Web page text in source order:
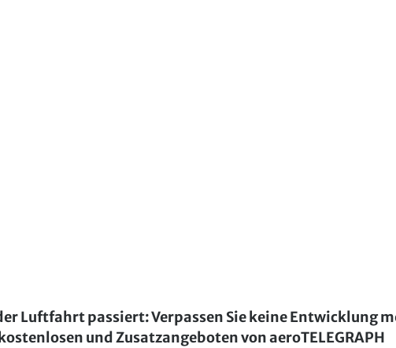
Luftfahrt passiert: Verpassen Sie keine Entwicklung
und Zusatzangeboten von aeroTELEGRAPH